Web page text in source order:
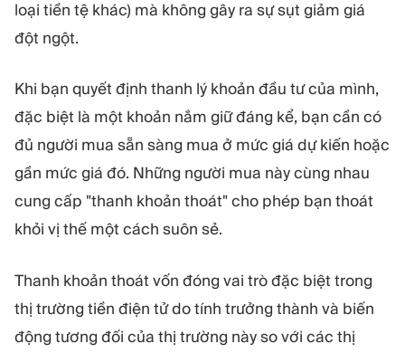
loại tiền tệ khác) mà không gây ra sự sụt giảm giá
đột ngột.
Khi bạn quyết định thanh lý khoản đầu tư của mình,
đặc biệt là một khoản nắm giữ đáng kể, bạn cần có
đủ người mua sẵn sàng mua ở mức giá dự kiến hoặc
gần mức giá đó. Những người mua này cùng nhau
cung cấp "thanh khoản thoát" cho phép bạn thoát
khỏi vị thế một cách suôn sẻ.
Thanh khoản thoát vốn đóng vai trò đặc biệt trong
thị trường tiền điện tử do tính trưởng thành và biến
động tương đối của thị trường này so với các thị
Thuật ngữ
Công cụ tính lợi nhuận
Sự kiện
Bền vững
THEO DÕI CHÚNG TÔI